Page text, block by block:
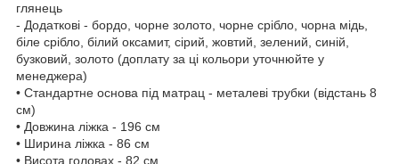
глянець
- Додаткові - бордо, чорне золото, чорне срібло, чорна мідь,
біле срібло, білий оксамит, сірий, жовтий, зелений, синій,
бузковий, золото (доплату за ці кольори уточнюйте у
менеджера)
• Стандартне основа під матрац - металеві трубки (відстань 8
см)
• Довжина ліжка - 196 см
• Ширина ліжка - 86 см
• Висота головах - 82 см